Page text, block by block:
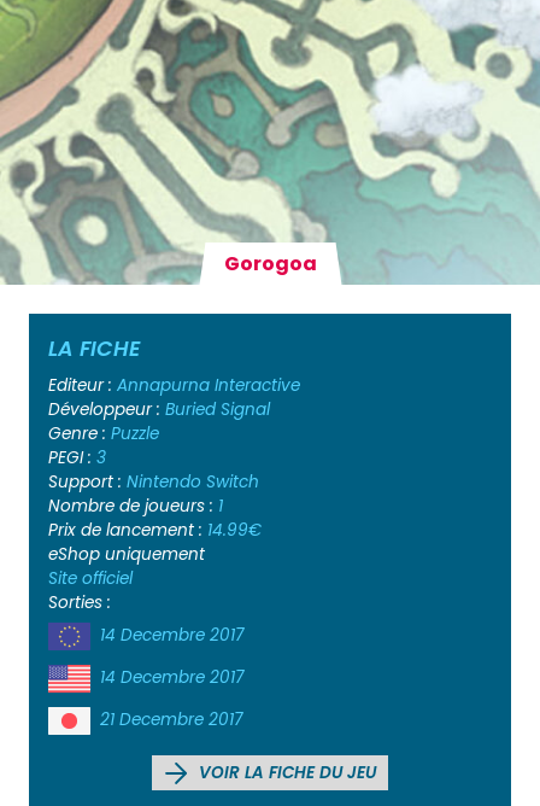
Gorogoa
LA FICHE
Editeur : Annapurna Interactive
Développeur : Buried Signal
Genre : Puzzle
PEGI : 3
Support : Nintendo Switch
Nombre de joueurs : 1
Prix de lancement : 14.99€
eShop uniquement
Site officiel
Sorties :
14 Decembre 2017
14 Decembre 2017
21 Decembre 2017
VOIR LA FICHE DU JEU